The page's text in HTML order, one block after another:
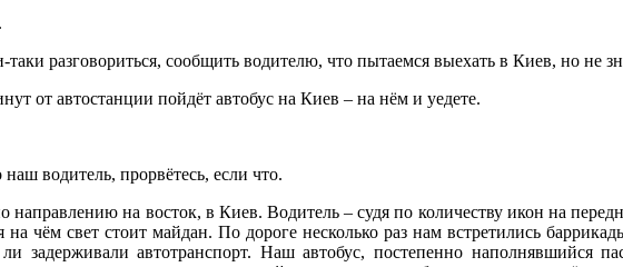
разговориться, сообщить водителю, что пытаемся выехать в Киев, но не
от автостанции пойдёт автобус на Киев – на нём и уедете.
водитель, прорвётесь, если что.
на восток, в Киев. Водитель – судя по количеству икон на
чём свет стоит майдан. По дороге несколько раз нам встретились
автотранспорт. Наш автобус, постепенно наполнявшийся